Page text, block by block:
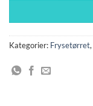
Kategorier: Frysetørret,